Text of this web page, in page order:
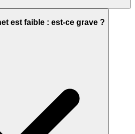
est faible : est-ce grave ?